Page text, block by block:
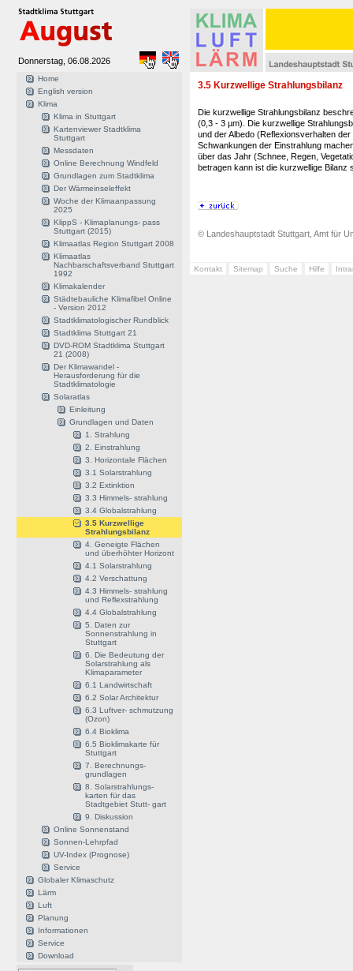
Donnerstag, 06.08.2026
Home
English version
Klima
Klima in Stuttgart
Kartenviewer Stadtklima
Stuttgart
Messdaten
Online Berechnung Windfeld
Grundlagen zum Stadtklima
Der Wärmeinseleffekt
Woche der Klimaanpassung
2025
KlippS - Klimaplanungs- pass
Stuttgart (2015)
Klimaatlas Region Stuttgart 2008
Klimaatlas
Nachbarschaftsverband Stuttgart
1992
Klimakalender
Städtebauliche Klimafibel Online
- Version 2012
Stadtklimatologischer Rundblick
Stadtklima Stuttgart 21
DVD-ROM Stadtklima Stuttgart
21 (2008)
Der Klimawandel -
Herausforderung für die
Stadtklimatologie
Solaratlas
Einleitung
Grundlagen und Daten
1. Strahlung
2. Einstrahlung
3. Horizontale Flächen
3.1 Solarstrahlung
3.2 Extinktion
3.3 Himmels- strahlung
3.4 Globalstrahlung
3.5 Kurzwellige
Strahlungsbilanz
4. Geneigte Flächen
und überhöhter Horizont
4.1 Solarstrahlung
4.2 Verschattung
4.3 Himmels- strahlung
und Reflexstrahlung
4.4 Globalstrahlung
5. Daten zur
Sonnenstrahlung in
Stuttgart
6. Die Bedeutung der
Solarstrahlung als
Klimaparameter
6.1 Landwirtschaft
6.2 Solar Architektur
6.3 Luftver- schmutzung
(Ozon)
6.4 Bioklima
6.5 Bioklimakarte für
Stuttgart
7. Berechnungs-
grundlagen
8. Solarstrahlungs-
karten für das
Stadtgebiet Stutt- gart
9. Diskussion
Online Sonnenstand
Sonnen-Lehrpfad
UV-Index (Prognose)
Service
Globaler Klimaschutz
Lärm
Luft
Planung
Informationen
Service
Download
3.5 Kurzwellige Strahlungsbilanz
Die kurzwellige Strahlungsbilanz
(0,3 - 3 µm). Die kurzwellige
und der Albedo (Reflexionsverhalten
Schwankungen der Einstrahlung
über das Jahr (Schnee, Regen,
betragen kann ist die kurzwellige Bilanz
© Landeshauptstadt Stuttgart, Amt für
Kontakt Sitemap Suche Hilfe